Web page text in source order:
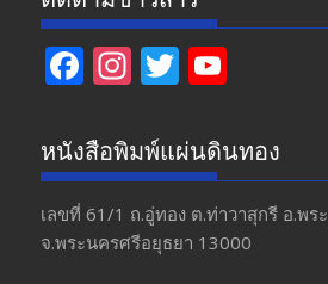
F
e
b
o
o
In
a
gr
a
m
T
itt
er
u
T
u
b
หนังสือพิมพ์แผ่นดินทอง
เลขที่ 61/1 ถ.อู่ทอง​ ต.​ท่าวาสุกรี​ อ.พร
จ.พระนครศรีอยุธยา 13000